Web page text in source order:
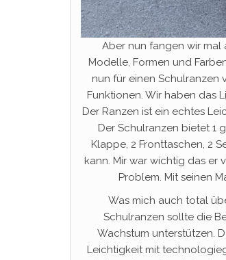
Aber nun fangen wir mal
Modelle, Formen und
nun für einen Schulranzen
Funktionen. Wir haben das
Der Ranzen ist ein echtes
Der Schulranzen bietet 1
Klappe, 2 Fronttaschen, 2
kann. Mir war wichtig das er
Problem. Mit seinen
Was mich auch total
Schulranzen sollte die
Wachstum unterstützen.
Leichtigkeit mit